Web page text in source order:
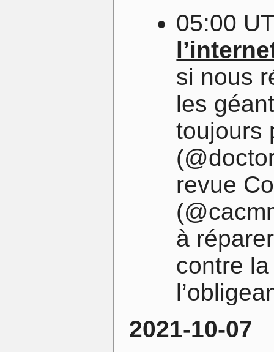
05:00
si nous
les
toujours
revue
à
contre
2021-10-07